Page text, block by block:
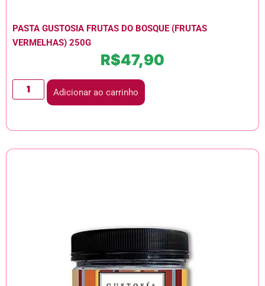
PASTA GUSTOSIA FRUTAS DO BOSQUE (FRUTAS
VERMELHAS) 250G
R$47,90
Adicionar ao carrinho